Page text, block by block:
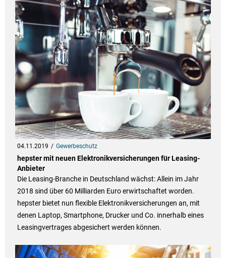
04.11.2019 Gewerbeschutz
hepster mit neuen Elektronikversicherungen für Leasing-
Anbieter
Die Leasing-Branche in Deutschland wächst: Allein im Jahr
2018 sind über 60 Milliarden Euro erwirtschaftet worden.
hepster bietet nun flexible Elektronikversicherungen an, mit
denen Laptop, Smartphone, Drucker und Co. innerhalb eines
Leasingvertrages abgesichert werden können.